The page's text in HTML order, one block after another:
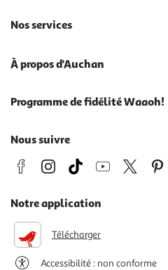
Nos services
À propos d'Auchan
Programme de fidélité Waaoh!
Nous suivre
Notre application
Télécharger
Accessibilité : non conforme